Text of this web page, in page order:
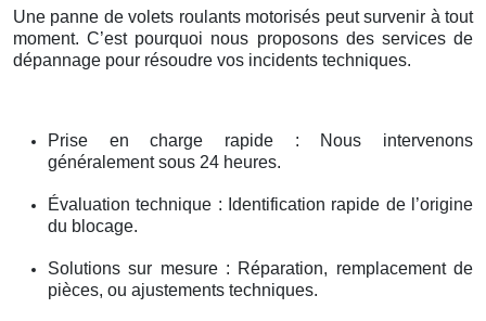
Une panne de volets roulants motorisés peut survenir à tout
moment. C’est pourquoi nous proposons des services de
dépannage pour résoudre vos incidents techniques.
Prise en charge rapide : Nous intervenons
généralement sous 24 heures.
Évaluation technique : Identification rapide de l’origine
du blocage.
Solutions sur mesure : Réparation, remplacement de
pièces, ou ajustements techniques.